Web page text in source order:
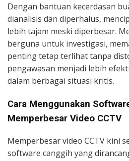
Dengan bantuan kecerdasan
dianalisis dan diperhalus,
lebih tajam meski diperbesar.
berguna untuk investigasi,
penting tetap terlihat tanpa
pengawasan menjadi lebih
dalam berbagai situasi kritis.
Cara Menggunakan
Memperbesar Video CCTV
Memperbesar video CCTV kini
software canggih yang